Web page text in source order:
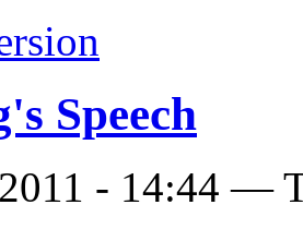
Speech
- 14:44 —